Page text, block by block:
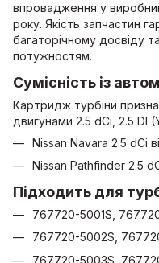
впровадження у
року. Якість запчастин
багаторічному досвіду
потужностям.
Сумісність із
Картридж турбіни
двигунами 2.5 dCi, 2.5 DI
Nissan Navara 2.5 dCi
Nissan Pathfinder 2.5
Підходить для
767720-5001S,
767720-5002S,
767720-5003S,